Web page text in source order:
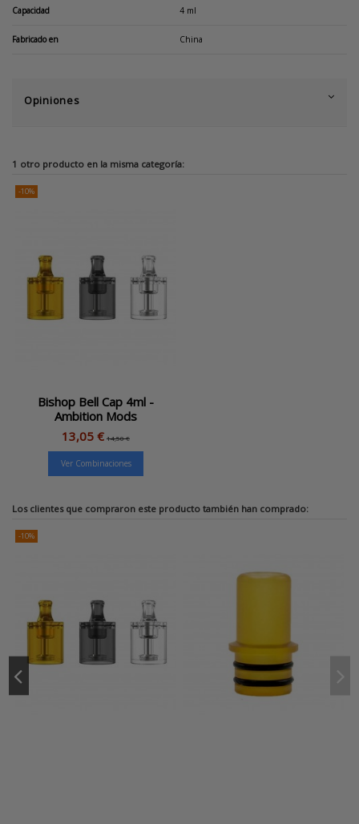
Capacidad 4 ml
Fabricado en China
Opiniones
1 otro producto en la misma categoría:
-10%
Bishop Bell Cap 4ml -
Ambition Mods
13,05 € 14,50 €
Ver Combinaciones
Los clientes que compraron este producto también han comprado:
-10%